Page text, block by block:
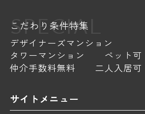
SPECIAL
こだわり条件特集
デザイナーズマンション
タワーマンション
ペット可
仲介手数料無料
二人入居可
サイトメニュー